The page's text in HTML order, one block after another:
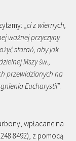
„ ci z wiernych,
ważnej przyczyny
starań, aby jak
Mszy św.,
przewidzianych na
Eucharystii”.
wpłacane na
8492), z pomocą